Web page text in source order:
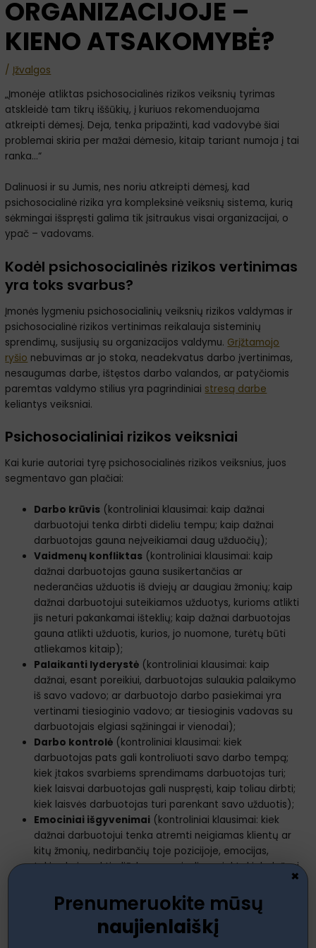
ORGANIZACIJOJE –
KIENO ATSAKOMYBĖ?
/Įžvalgos
„Įmonėje atliktas psichosocialinės rizikos veiksnių tyrimas
atskleidė tam tikrų iššūkių, į kuriuos rekomenduojama
atkreipti dėmesį. Deja, tenka pripažinti, kad vadovybė šiai
problemai skiria per mažai dėmesio, kitaip tariant numoja į tai
ranka…“
Dalinuosi ir su Jumis, nes noriu atkreipti dėmesį, kad
psichosocialinė rizika yra kompleksinė veiksnių sistema, kurią
sėkmingai išspręsti galima tik įsitraukus visai organizacijai, o
ypač – vadovams.
Kodėl psichosocialinės rizikos vertinimas
yra toks svarbus?
Įmonės lygmeniu psichosocialinių veiksnių rizikos valdymas ir
psichosocialinė rizikos vertinimas reikalauja sisteminių
sprendimų, susijusių su organizacijos valdymu. Grįžtamojo
ryšio nebuvimas ar jo stoka, neadekvatus darbo įvertinimas,
nesaugumas darbe, ištęstos darbo valandos, ar patyčiomis
paremtas valdymo stilius yra pagrindiniai stresą darbe
keliantys veiksniai.
Psichosocialiniai rizikos veiksniai
Kai kurie autoriai tyrę psichosocialinės rizikos veiksnius, juos
segmentavo gan plačiai:
Darbo krūvis (kontroliniai klausimai: kaip dažnai
darbuotojui tenka dirbti dideliu tempu; kaip dažnai
darbuotojas gauna neįveikiamai daug užduočių);
Vaidmenų konfliktas (kontroliniai klausimai: kaip
dažnai darbuotojas gauna susikertančias ar
nederančias užduotis iš dviejų ar daugiau žmonių; kaip
dažnai darbuotojui suteikiamos užduotys, kurioms atlikti
jis neturi pakankamai išteklių; kaip dažnai darbuotojas
gauna atlikti užduotis, kurios, jo nuomone, turėtų būti
atliekamos kitaip);
Palaikanti lyderystė (kontroliniai klausimai: kaip
dažnai, esant poreikiui, darbuotojas sulaukia palaikymo
iš savo vadovo; ar darbuotojo darbo pasiekimai yra
vertinami tiesioginio vadovo; ar tiesioginis vadovas su
darbuotojais elgiasi sąžiningai ir vienodai);
Darbo kontrolė (kontroliniai klausimai: kiek
darbuotojas pats gali kontroliuoti savo darbo tempą;
kiek įtakos svarbiems sprendimams darbuotojas turi;
kiek laisvai darbuotojas gali nuspręsti, kaip toliau dirbti;
kiek laisvės darbuotojas turi parenkant savo užduotis);
Emociniai išgyvenimai (kontroliniai klausimai: kiek
dažnai darbuotojui tenka atremti neigiamas klientų ar
kitų žmonių, nedirbančių toje pozicijoje, emocijas,
tokias kaip pyktis, liūdesys, nusivylimas ir kt.; kiek dažnai
darbuotojui tenka užgniaužti savo emocijas, tokias kaip
pyktis, liūdesys, susierzinimas ar nusivylimas, prieš
klientus ar kitus žmones, nedirbančius toje pozicijoje);
Tobulėjimo galimybės(kontroliniai klausimai: ar
Prenumeruokite mūsų
naujienlaiškį
×